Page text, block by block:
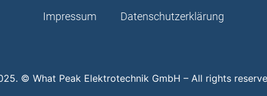
Impressum Datenschutzerklärung
© What Peak Elektrotechnik GmbH – All rights